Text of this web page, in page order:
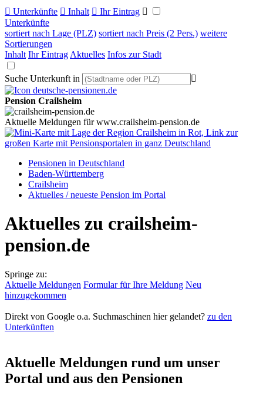
 Unterkünfte  Inhalt  Ihr Eintrag 
Unterkünfte
sortiert nach Lage (PLZ) sortiert nach Preis (2 Pers.) weitere
Sortierungen
Inhalt Ihr Eintrag Aktuelles Infos zur Stadt
Suche Unterkunft in 
Pension Crailsheim
Aktuelle Meldungen für www.crailsheim-pension.de
Pensionen in Deutschland
Baden-Württemberg
Crailsheim
Aktuelles / neueste Pension im Portal
Aktuelles zu crailsheim-
pension.de
Springe zu:
Aktuelle Meldungen Formular für Ihre Meldung Neu
hinzugekommen
Direkt von Google o.a. Suchmaschinen hier gelandet? zu den
Unterkünften
Aktuelle Meldungen rund um unser
Portal und aus den Pensionen